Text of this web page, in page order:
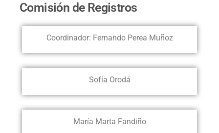
Comisión de Registros
Coordinador: Fernando Perea Muñoz
Sofía Orodá
María Marta Fandiño